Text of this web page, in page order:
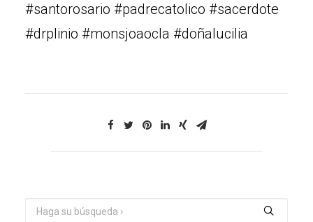
#santorosario #padrecatolico #sacerdote
#drplinio #monsjoaocla #doñalucilia